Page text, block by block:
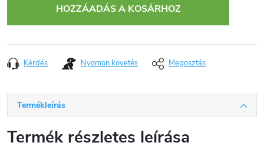
HOZZÁADÁS A KOSÁRHOZ
Kérdés Nyomon követés Megosztás
Termékleírás
Termék részletes leírása